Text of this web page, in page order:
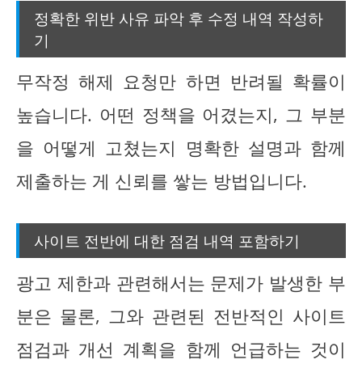
정확한 위반 사유 파악 후 수정 내역 작성하
기
무작정 해제 요청만 하면 반려될 확률이
높습니다. 어떤 정책을 어겼는지, 그 부분
을 어떻게 고쳤는지 명확한 설명과 함께
제출하는 게 신뢰를 쌓는 방법입니다.
사이트 전반에 대한 점검 내역 포함하기
광고 제한과 관련해서는 문제가 발생한 부
분은 물론, 그와 관련된 전반적인 사이트
점검과 개선 계획을 함께 언급하는 것이